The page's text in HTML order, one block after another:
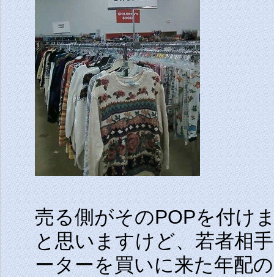
売る側がそのPOPを付け
と思いますけど、若者相
ーターを買いに来た年配